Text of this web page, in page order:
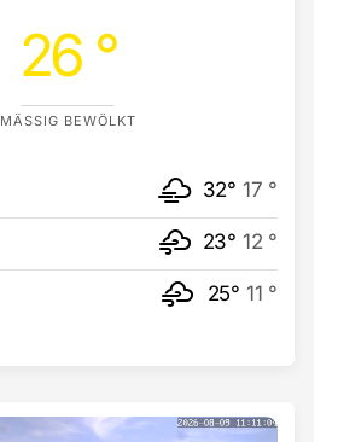
26 °
MÄSSIG BEWÖLKT
32° 17 °
23° 12 °
25° 11 °